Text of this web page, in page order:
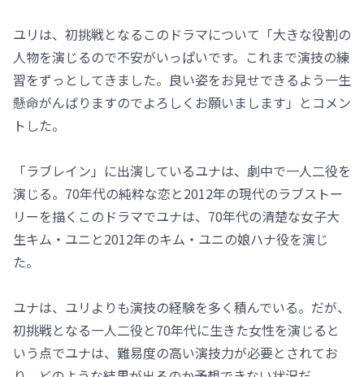
ユリは、初挑戦となるこのドラマについて「大きな役割の
人物を演じるので不安がいっぱいです。これまで演技の練
習をずっとしてきました。良い姿をお見せできるよう一生
懸命がんばりますのでよろしくお願いまします」とコメン
トした。
「ラブレイン」に出演しているユナは、劇中で一人二役を
演じる。70年代の純粋な恋と2012年の現代のラブストー
リーを描くこのドラマでユナは、70年代の清楚な女子大
生キム・ユニと2012年のキム・ユニの娘ハナ役を演じ
た。
ユナは、ユリよりも演技の経験を多く積んでいる。だが、
初挑戦となる一人二役と70年代に生きた女性を演じると
いう点でユナは、難易度の高い演技力が必要とされてお